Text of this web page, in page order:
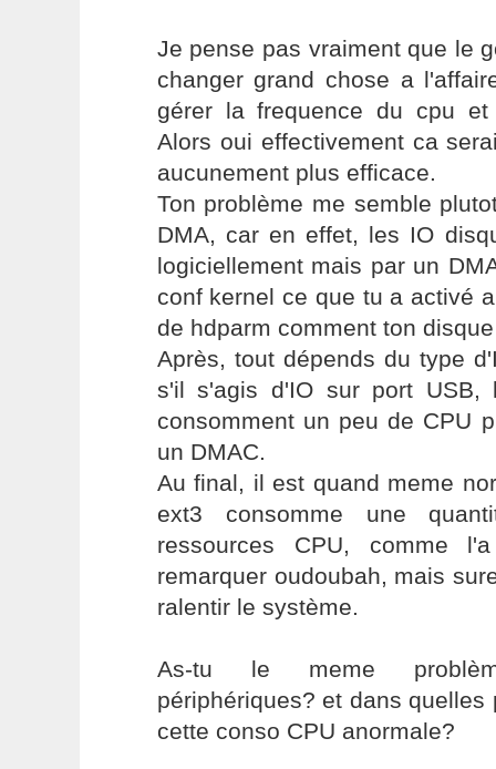
Je pense pas vraiment que le
changer grand chose a
gérer la frequence du cpu
Alors oui effectivement ca
aucunement plus efficace.
Ton problème me semble
DMA, car en effet, les IO
logiciellement mais par un
conf kernel ce que tu a activé
de hdparm comment ton
Après, tout dépends du type
s'il s'agis d'IO sur port USB,
consomment un peu de CPU
un DMAC.
Au final, il est quand meme
ext3 consomme une
ressources CPU, comme
remarquer oudoubah, mais
ralentir le système.
As-tu le meme
périphériques? et dans quelles
cette conso CPU anormale?